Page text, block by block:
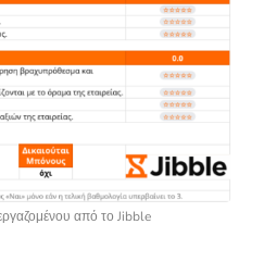
από το Jibble